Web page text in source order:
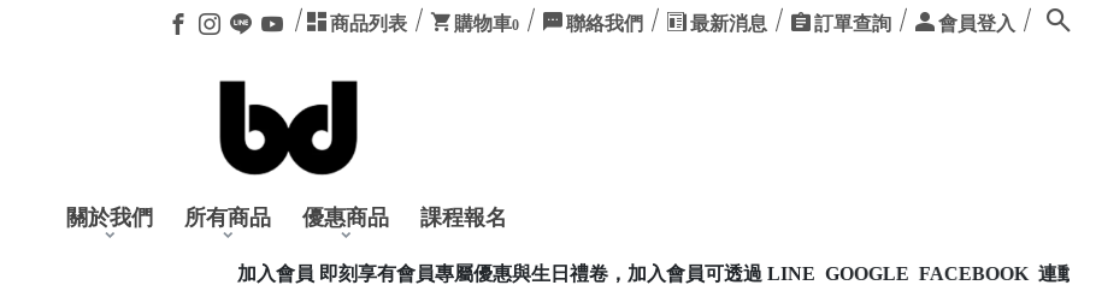
商品列表 購物車0 聯絡我們 最新消息 訂單查詢 會員登入
關於我們 所有商品 優惠商品 課程報名
加入會員 即刻享有會員專屬優惠與生日禮卷，加入會員可透過 LINE GOOGLE FACEBOOK 連動登入，方便又快速